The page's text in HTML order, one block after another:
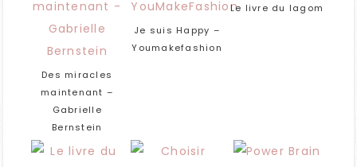
Des miracles
maintenant –
Gabrielle
Bernstein
Je suis Happy –
Youmakefashion
Le livre du lagom